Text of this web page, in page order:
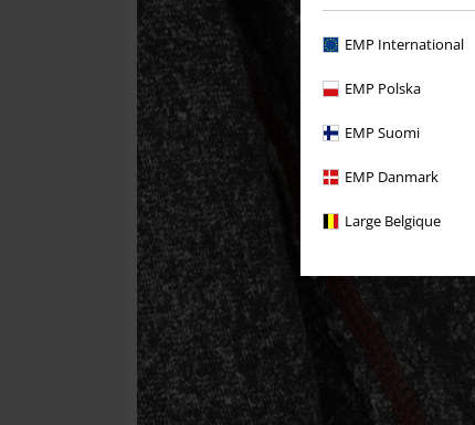
EMP International
EMP Polska
EMP Suomi
EMP Danmark
Large Belgique